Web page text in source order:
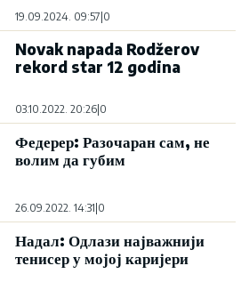
19.09.2024. 09:57 0
Novak napada Rodžerov
rekord star 12 godina
03.10.2022. 20:26 0
Федерер: Разочаран сам, не
волим да губим
26.09.2022. 14:31|0
Надал: Одлази најважнији
тенисер у мојој каријери